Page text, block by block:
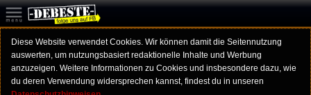
Diese Website verwendet Cookies. Wir können damit die Seitennutzung
auswerten, um nutzungsbasiert redaktionelle Inhalte und Werbung
anzuzeigen. Weitere Informationen zu Cookies und insbesondere dazu, wie
du deren Verwendung widersprechen kannst, findest du in unseren